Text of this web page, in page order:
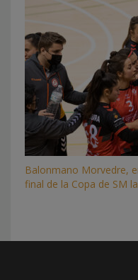
Balonmano Morvedre,
final de la Copa de SM